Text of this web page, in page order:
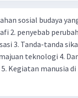
langkah di atas,
adalah pilihan b. 0.
sosial budaya
2. penyebab
3. Tanda-tanda
teknologi 4.
Kegiatan manusia
modernisasi 6.
pendidikan terhadap